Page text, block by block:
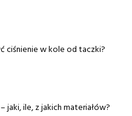
ciśnienie w kole od taczki?
jaki, ile, z jakich materiałów?